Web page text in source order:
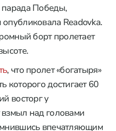
парада Победы,
Readovka.
борт пролетает
, что пролет «богатыря»
которого достигает 60
восторг у
над головами
впечатляющим